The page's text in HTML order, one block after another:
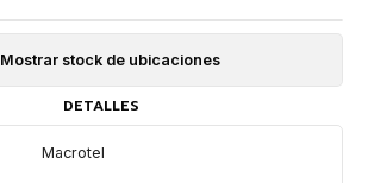
Mostrar stock de ubicaciones
DETALLES
Macrotel